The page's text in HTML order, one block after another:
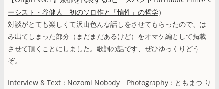
ーシスト・谷健人 初のソロ作と「惰性」の哲学）
対談がとても楽しくて沢山色んな話しをさせてもらったので、は
み出てしまった部分（まだまだあるけど）をオマケ編として掲載
させて頂くことにしました。歌詞の話です、ぜひゆっくりどう
ぞ。
Interview & Text：Nozomi Nobody Photography：ともまつ り